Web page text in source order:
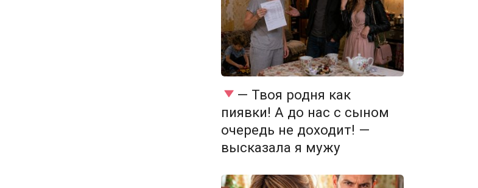
— Твоя родня как
пиявки! А до нас с сыном
очередь не доходит! —
высказала я мужу